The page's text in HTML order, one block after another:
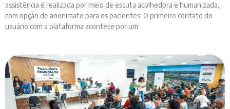
assistência é realizada por meio de escuta acolhedora e humanizada,
com opção de anonimato para os pacientes. O primeiro contato do
usuário com a plataforma acontece por um